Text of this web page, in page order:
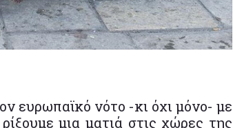
ευρωπαϊκό νότο -κι όχι μόνο- με
μια ματιά στις χώρες της